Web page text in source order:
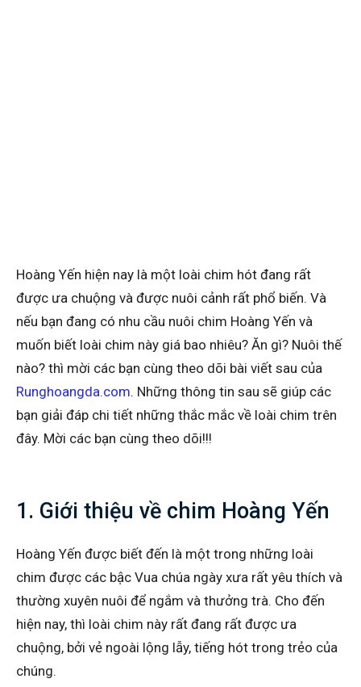
Hoàng Yến hiện nay là một loài chim hót đang rất
được ưa chuộng và được nuôi cảnh rất phổ biến. Và
nếu bạn đang có nhu cầu nuôi chim Hoàng Yến và
muốn biết loài chim này giá bao nhiêu? Ăn gì? Nuôi thế
nào? thì mời các bạn cùng theo dõi bài viết sau của
Runghoangda.com. Những thông tin sau sẽ giúp các
bạn giải đáp chi tiết những thắc mắc về loài chim trên
đây. Mời các bạn cùng theo dõi!!!
1. Giới thiệu về chim Hoàng Yến
Hoàng Yến được biết đến là một trong những loài
chim được các bậc Vua chúa ngày xưa rất yêu thích và
thường xuyên nuôi để ngắm và thưởng trà. Cho đến
hiện nay, thì loài chim này rất đang rất được ưa
chuộng, bởi vẻ ngoài lộng lẫy, tiếng hót trong trẻo của
chúng.